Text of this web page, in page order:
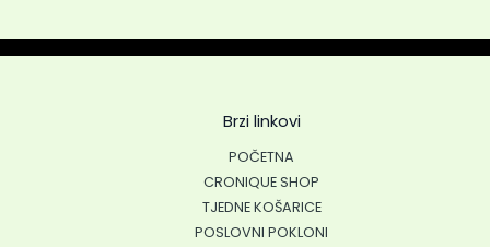
Brzi linkovi
POČETNA
CRONIQUE SHOP
TJEDNE KOŠARICE
POSLOVNI POKLONI